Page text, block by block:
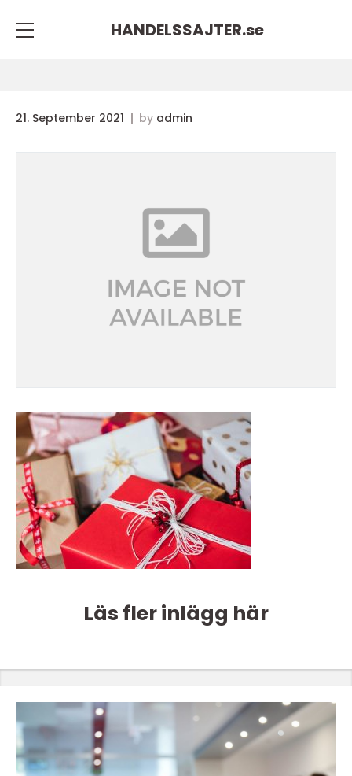
HANDELSSAJTER.se
21. September 2021 by admin
Läs fler inlägg här